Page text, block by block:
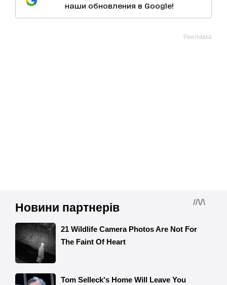
наши обновления в Google!
Реклама